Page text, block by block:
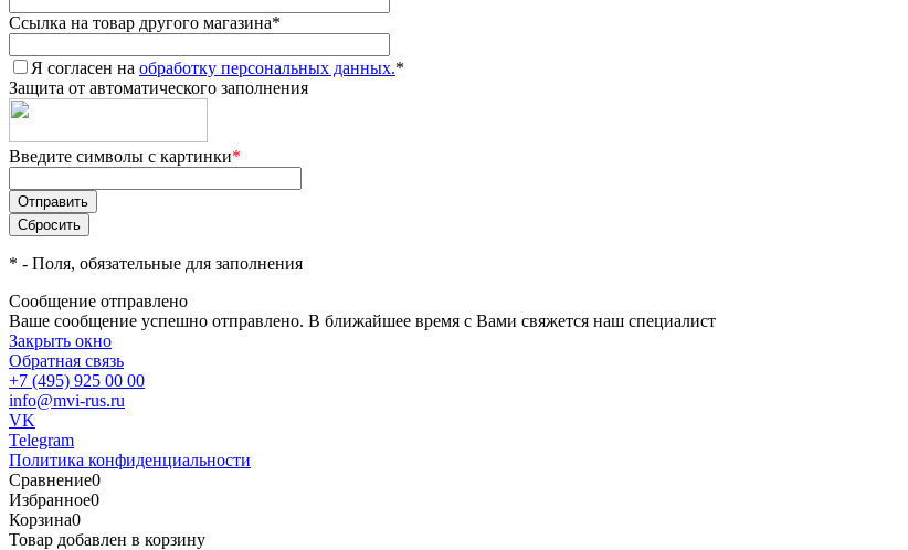
Ссылка на товар другого магазина*
Я согласен на обработку персональных данных.*
Защита от автоматического заполнения
Введите символы с картинки*
* - Поля, обязательные для заполнения
Сообщение отправлено
Ваше сообщение успешно отправлено. В ближайшее время с Вами свяжется наш специалист
Закрыть окно
Обратная связь
+7 (495) 925 00 00
info@mvi-rus.ru
VK
Telegram
Политика конфиденциальности
Сравнение0
Избранное0
Корзина0
Товар добавлен в корзину